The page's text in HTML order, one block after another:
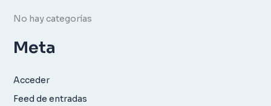
rNo hay categorías
Meta
Acceder
Feed de entradas